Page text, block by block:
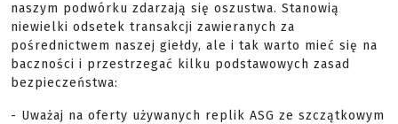
naszym podwórku zdarzają się oszustwa. Stanowią
niewielki odsetek transakcji zawieranych za
pośrednictwem naszej giełdy, ale i tak warto mieć się na
baczności i przestrzegać kilku podstawowych zasad
bezpieczeństwa:
- Uważaj na oferty używanych replik ASG ze szczątkowym